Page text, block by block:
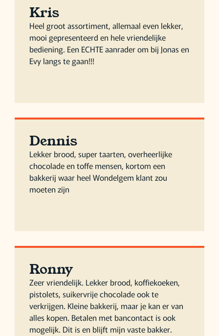
Kris
Heel groot assortiment, allemaal even lekker,
mooi gepresenteerd en hele vriendelijke
bediening. Een ECHTE aanrader om bij Jonas en
Evy langs te gaan!!!
Dennis
Lekker brood, super taarten, overheerlijke
chocolade en toffe mensen, kortom een
bakkerij waar heel Wondelgem klant zou
moeten zijn
Ronny
Zeer vriendelijk. Lekker brood, koffiekoeken,
pistolets, suikervrije chocolade ook te
verkrijgen. Kleine bakkerij, maar je kan er van
alles kopen. Betalen met bancontact is ook
mogelijk. Dit is en blijft mijn vaste bakker.